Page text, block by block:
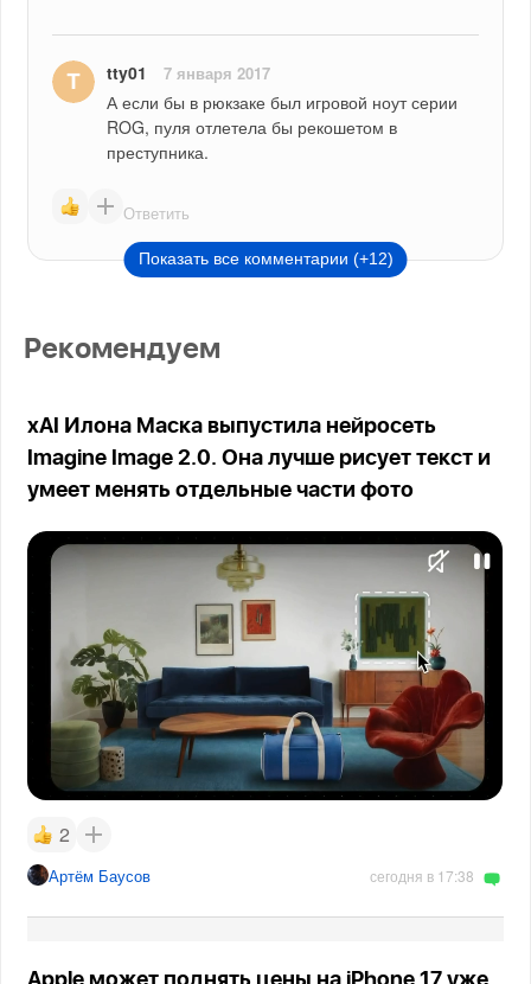
tty01 7 января 2017
А если бы в рюкзаке был игровой ноут серии
ROG, пуля отлетела бы рекошетом в
преступника.
Ответить
Показать все комментарии (+12)
Рекомендуем
xAI Илона Маска выпустила нейросеть
Imagine Image 2.0. Она лучше рисует текст и
умеет менять отдельные части фото
2
Артём Баусов сегодня в 17:38